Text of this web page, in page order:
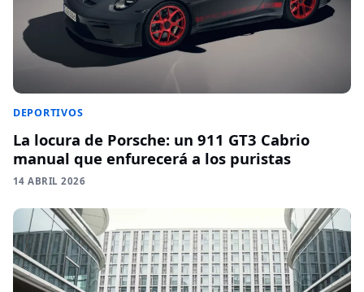
DEPORTIVOS
La locura de Porsche: un 911 GT3 Cabrio
manual que enfurecerá a los puristas
14 ABRIL 2026